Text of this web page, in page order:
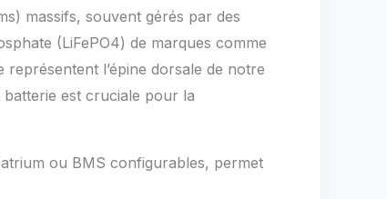
massifs, souvent gérés par des
(LiFePO4) de marques comme
l’épine dorsale de notre
batterie est cruciale pour la
ou BMS configurables, permet